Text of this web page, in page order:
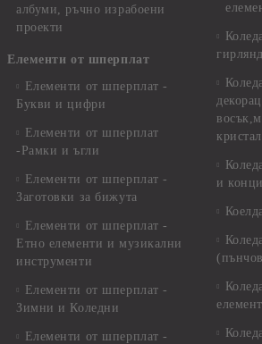
албуми, ръчно израбоени
проекти
Елементи от шперплат
Елементи от шперплат -
Букви и цифри
Елементи от шперплат
-Рамки и ъгли
Елементи от шперплат -
Заготовки за бижута
Елементи от шперплат -
Етно елементи и музикални
инструменти
Елементи от шперплат -
Зимни и Коледни
Елементи от шперплат -
и конци